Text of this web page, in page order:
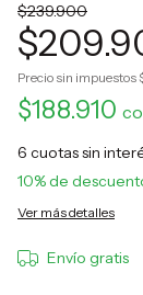
$239.900
Precio sin impuestos
$188.910
6 cuotas sin
10% de
Ver más detalles
Envío gratis